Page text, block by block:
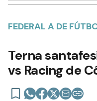
FEDERAL A DE
Terna
vs Racing de